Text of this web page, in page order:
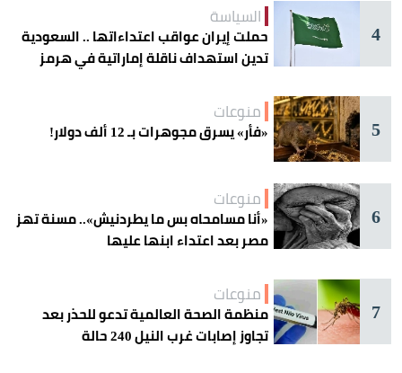
4
السياسة
حملت إيران عواقب اعتداءاتها .. السعودية
تدين استهداف ناقلة إماراتية في هرمز
5
منوعات
«فأر» يسرق مجوهرات بـ 12 ألف دولار!
6
منوعات
«أنا مسامحاه بس ما يطردنيش».. مسنة تهز
مصر بعد اعتداء ابنها عليها
7
منوعات
منظمة الصحة العالمية تدعو للحذر بعد
تجاوز إصابات غرب النيل 240 حالة